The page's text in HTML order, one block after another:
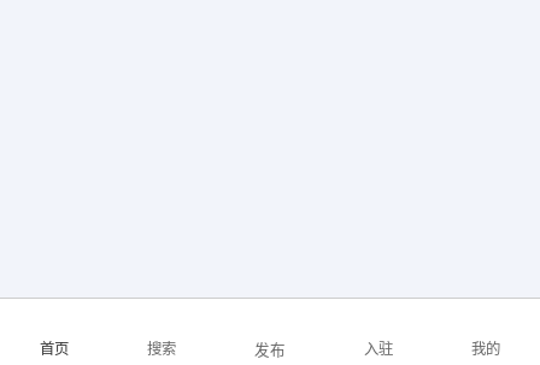
首页 搜索 发布 入驻 我的